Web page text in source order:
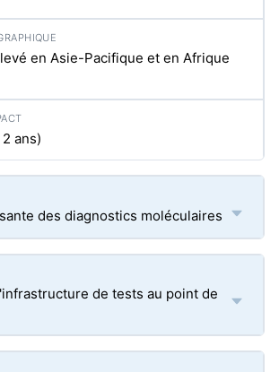
en Asie-Pacifique et en Afrique
ans)
des diagnostics moléculaires
de tests au point de